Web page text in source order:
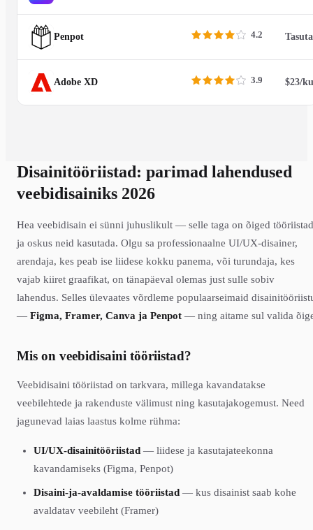
Penpot 4.2 Tasuta
Adobe XD 3.9 $23/
Disainitööriistad: parimad lahendused
veebidisainiks 2026
Hea veebidisain ei sünni juhuslikult — selle taga on õiged tööriistad
ja oskus neid kasutada. Olgu sa professionaalne UI/UX-disainer,
arendaja, kes peab ise liidese kokku panema, või turundaja, kes
vajab kiiret graafikat, on tänapäeval olemas just sulle sobiv
lahendus. Selles ülevaates võrdleme populaarseimaid
— Figma, Framer, Canva ja Penpot — ning aitame sul valida
Mis on veebidisaini tööriistad?
Veebidisaini tööriistad on tarkvara, millega kavandatakse
veebilehtede ja rakenduste välimust ning kasutajakogemust. Need
jagunevad laias laastus kolme rühma:
UI/UX-disainitööriistad — liidese ja kasutajateekonna
kavandamiseks (Figma, Penpot)
Disaini-ja-avaldamise tööriistad — kus disainist saab kohe
avaldatav veebileht (Framer)